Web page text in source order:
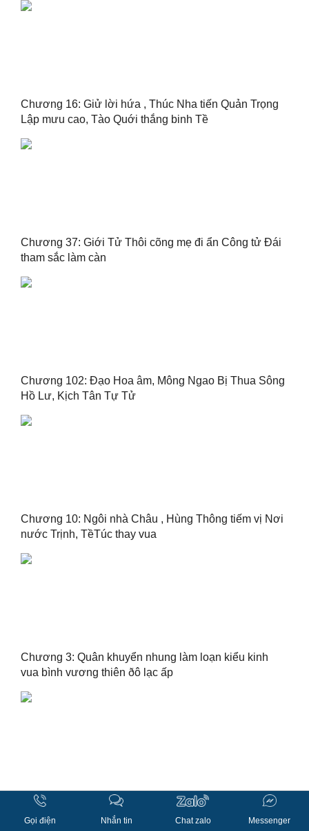
Chương 16: Giử lời hứa , Thúc Nha tiến Quản Trọng
Lập mưu cao, Tào Quới thắng binh Tề
Chương 37: Giới Tử Thôi cõng mẹ đi ẩn Công tử Đái
tham sắc làm càn
Chương 102: Đạo Hoa âm, Mông Ngao Bị Thua Sông
Hồ Lư, Kịch Tân Tự Tử
Chương 10: Ngôi nhà Châu , Hùng Thông tiếm vị Nơi
nước Trịnh, TềTúc thay vua
Chương 3: Quân khuyển nhung làm loạn kiểu kinh
vua bình vương thiên ðô lạc ấp
Chương 2: Bao Quýnh Chuộc Tội Dâng Mỹ Nữ U
vương đốt lửa lừa chư hầu
Gọi điện Nhắn tin Chat zalo Messenger